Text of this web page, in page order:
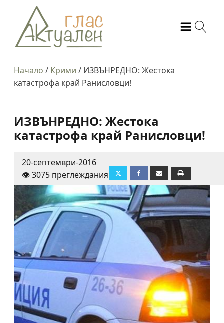
Начало / Крими / ИЗВЪНРЕДНО: Жестока
катастрофа край Ранисловци!
ИЗВЪНРЕДНО: Жестока
катастрофа край Ранисловци!
20-септември-2016
👁️ 3075 преглеждания